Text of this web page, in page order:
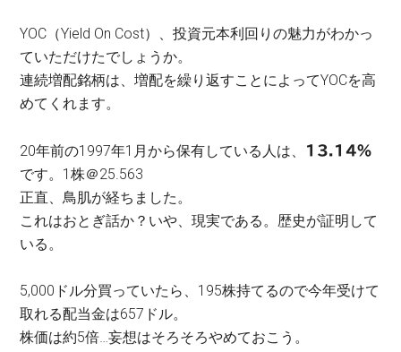
YOC（Yield On Cost）、投資元本利回りの魅力がわかっ
ていただけたでしょうか。
連続増配銘柄は、増配を繰り返すことによってYOCを高
めてくれます。
20年前の1997年1月から保有している人は、 13.14％
です。1株＠25.563
正直、鳥肌が経ちました。
これはおとぎ話か？いや、現実である。歴史が証明して
いる。
5,000ドル分買っていたら、195株持てるので今年受けて
取れる配当金は657ドル。
株価は約5倍…妄想はそろそろやめておこう。